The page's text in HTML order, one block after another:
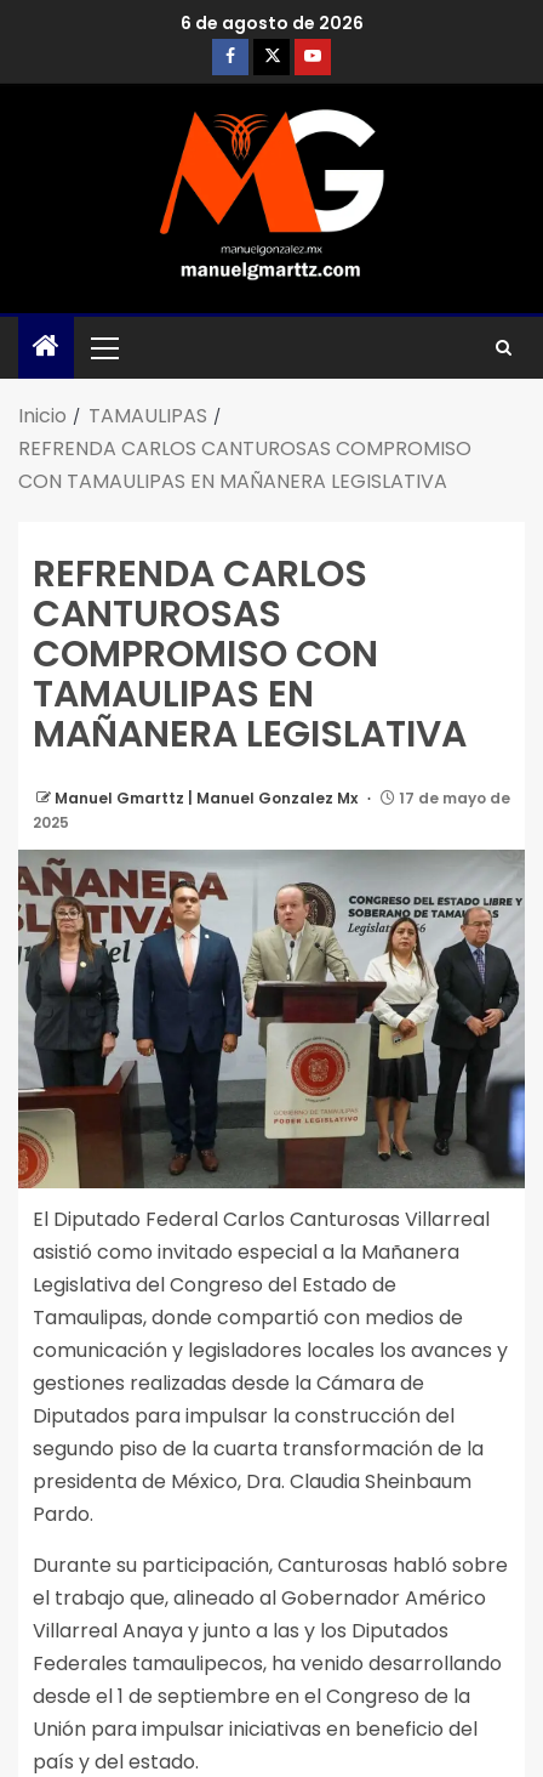
6 de agosto de 2026
Inicio
TAMAULIPAS
REFRENDA CARLOS CANTUROSAS COMPROMISO
CON TAMAULIPAS EN MAÑANERA LEGISLATIVA
REFRENDA CARLOS
CANTUROSAS
COMPROMISO CON
TAMAULIPAS EN
MAÑANERA LEGISLATIVA
Manuel Gmarttz | Manuel Gonzalez Mx
17 de mayo de
2025
El Diputado Federal Carlos Canturosas Villarreal
asistió como invitado especial a la Mañanera
Legislativa del Congreso del Estado de
Tamaulipas, donde compartió con medios de
comunicación y legisladores locales los avances y
gestiones realizadas desde la Cámara de
Diputados para impulsar la construcción del
segundo piso de la cuarta transformación de la
presidenta de México, Dra. Claudia Sheinbaum
Pardo.
Durante su participación, Canturosas habló sobre
el trabajo que, alineado al Gobernador Américo
Villarreal Anaya y junto a las y los Diputados
Federales tamaulipecos, ha venido desarrollando
desde el 1 de septiembre en el Congreso de la
Unión para impulsar iniciativas en beneficio del
país y del estado.